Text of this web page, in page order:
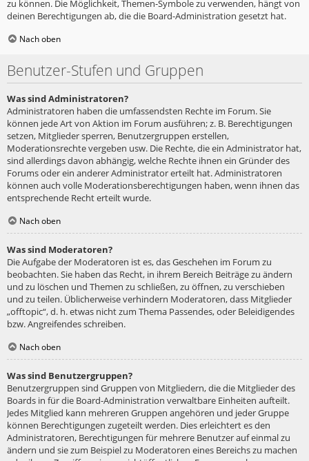
zu können. Die Möglichkeit, Themen-Symbole zu verwenden, hängt von
deinen Berechtigungen ab, die die Board-Administration gesetzt hat.
Nach oben
Benutzer-Stufen und Gruppen
Was sind Administratoren?
Administratoren haben die umfassendsten Rechte im Forum. Sie
können jede Art von Aktion im Forum ausführen; z. B. Berechtigungen
setzen, Mitglieder sperren, Benutzergruppen erstellen,
Moderationsrechte vergeben usw. Die Rechte, die ein Administrator hat,
sind allerdings davon abhängig, welche Rechte ihnen ein Gründer des
Forums oder ein anderer Administrator erteilt hat. Administratoren
können auch volle Moderationsberechtigungen haben, wenn ihnen das
entsprechende Recht erteilt wurde.
Nach oben
Was sind Moderatoren?
Die Aufgabe der Moderatoren ist es, das Geschehen im Forum zu
beobachten. Sie haben das Recht, in ihrem Bereich Beiträge zu ändern
und zu löschen und Themen zu schließen, zu öffnen, zu verschieben
und zu teilen. Üblicherweise verhindern Moderatoren, dass Mitglieder
„offtopic“, d. h. etwas nicht zum Thema Passendes, oder Beleidigendes
bzw. Angreifendes schreiben.
Nach oben
Was sind Benutzergruppen?
Benutzergruppen sind Gruppen von Mitgliedern, die die Mitglieder des
Boards in für die Board-Administration verwaltbare Einheiten aufteilt.
Jedes Mitglied kann mehreren Gruppen angehören und jeder Gruppe
können Berechtigungen zugeteilt werden. Dies erleichtert es den
Administratoren, Berechtigungen für mehrere Benutzer auf einmal zu
ändern und sie zum Beispiel zu Moderatoren eines Bereichs zu machen